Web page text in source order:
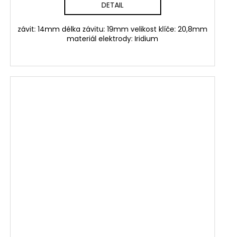
DETAIL
závit: 14mm délka závitu: 19mm velikost klíče: 20,8mm
materiál elektrody: Iridium